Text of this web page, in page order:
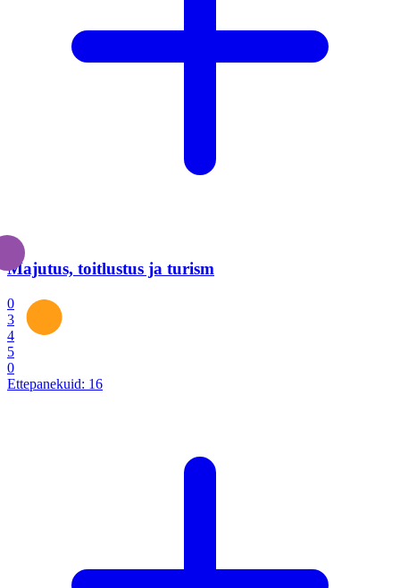
Majutus, toitlustus ja turism
0
3
4
5
0
Ettepanekuid: 16